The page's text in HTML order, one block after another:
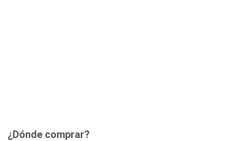
¿Dónde comprar?